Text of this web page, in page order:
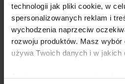
technologii jak pliki cookie, w
spersonalizowanych reklam i
wychodzenia naprzeciw
rozwoju produktów. Masz wybór
używa Twoich danych i w jakich
od: 14,89 zł
Wersje kolorystyczne